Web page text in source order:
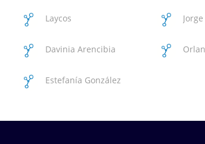
Laycos
Davinia Arencibia
Estefanía González